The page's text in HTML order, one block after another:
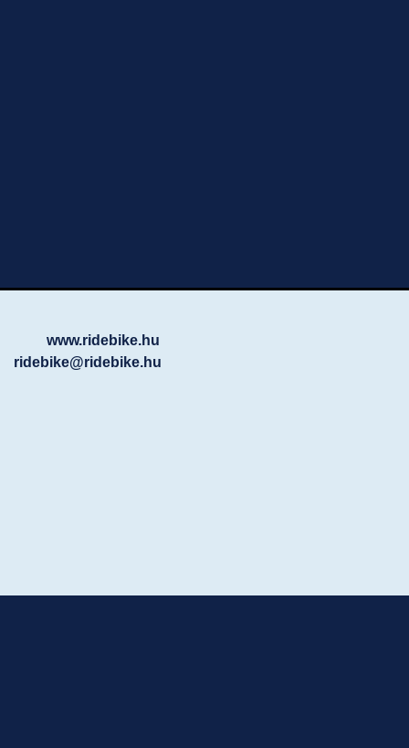
www.ridebike.hu
ridebike@ridebike.hu